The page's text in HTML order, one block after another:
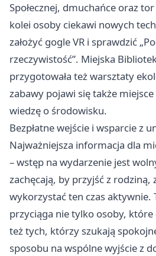
Społecznej, dmuchańce oraz
kolei osoby ciekawi nowych
założyć gogle VR i sprawdzić
rzeczywistość”. Miejska
przygotowała też warsztaty
zabawy pojawi się także
wiedzę o środowisku.
Bezpłatne wejście i wsparcie z
Najważniejsza informacja dla
– wstęp na wydarzenie jest
zachęcają, by przyjść z
wykorzystać ten czas aktywnie.
przyciąga nie tylko osoby, które
też tych, którzy szukają
sposobu na wspólne wyjście z